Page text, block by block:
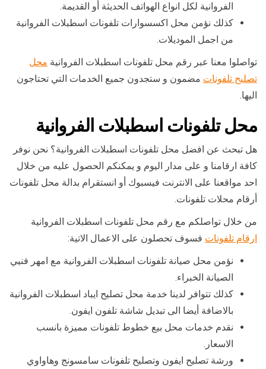
الفروانية لكل انواع الهواتف الحديثة أو القديمة.
كذلك نؤمن محل اكسسوارات تلفونات اسطبلات الفروانية
من اجمل الموديلات.
تواصلوا معنا عبر رقم محل تلفونات اسطبلات الفروانية محل
تصليح تلفونات مضمون و ستجدون جميع الخدمات التي تحتاجون
اليها.
محل تلفونات اسطبلات الفروانية
هل تبحث عن افضل محل تلفونات اسطبلات الفروانية؟ نحن نوفر
كافة ارقامنا و على مدار اليوم و يمكنكم الحصول عليه من خلال
احد مواقعنا على الانترنت فيسبوك أو انستقرام بدالة محل تلفونات
أرقام محلات تلفونات.
من خلال تواصلكم مع رقم محل تلفونات اسطبلات الفروانية
ارقام تلفونات فسوف تحصلون على الاعمال الاتية:
نؤمن محل صيانة تلفونات اسطبلات الفروانية مع امهر فنيي
الصيانة الخبراء.
كذلك تتوافر لدينا خدمة محل تصليح ايباد اسطبلات الفروانية
بالاضافة أيضا الى تبديل شاشة تلفون ايفون.
نقدم خدمات محل بيع خطوط تلفونات مميزة بانسب
الاسعار.
ورشة تصليح ايفون وتصليح تلفونات سامسونج وهاواوي